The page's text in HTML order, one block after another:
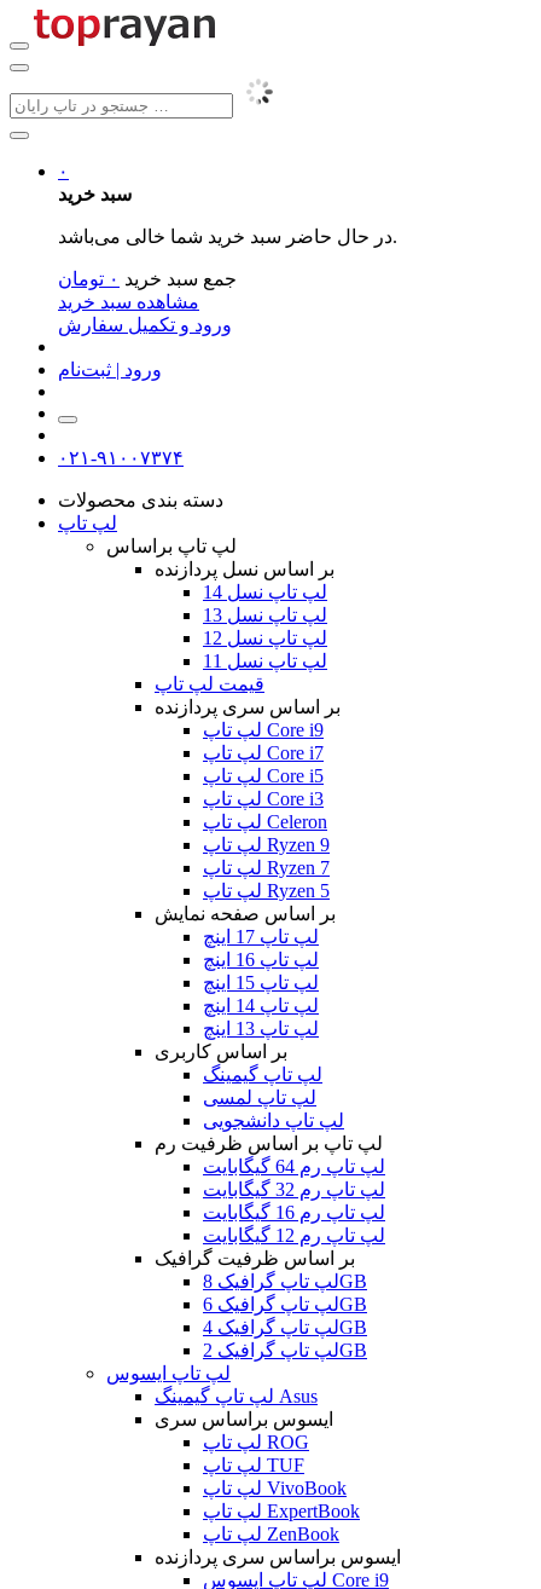
۰
سبد خرید
در حال حاضر سبد خرید شما خالی می‌باشد.
جمع سبد خرید ۰ تومان
مشاهده سبد خرید
ورود و تکمیل سفارش
ورود | ثبت‌نام
۰۲۱-۹۱۰۰۷۳۷۴
دسته بندی محصولات
لپ تاپ
لپ تاپ براساس
بر اساس نسل پردازنده
لپ تاپ نسل 14
لپ تاپ نسل 13
لپ تاپ نسل 12
لپ تاپ نسل 11
قیمت لپ تاپ
بر اساس سری پردازنده
لپ تاپ Core i9
لپ تاپ Core i7
لپ تاپ Core i5
لپ تاپ Core i3
لپ تاپ Celeron
لپ تاپ Ryzen 9
لپ تاپ Ryzen 7
لپ تاپ Ryzen 5
بر اساس صفحه نمایش
لپ تاپ 17 اینچ
لپ تاپ 16 اینچ
لپ تاپ 15 اینچ
لپ تاپ 14 اینچ
لپ تاپ 13 اینچ
بر اساس کاربری
لپ تاپ گیمینگ
لپ تاپ لمسی
لپ تاپ دانشجویی
لپ تاپ بر اساس ظرفیت رم
لپ تاپ رم 64 گیگابایت
لپ تاپ رم 32 گیگابایت
لپ تاپ رم 16 گیگابایت
لپ تاپ رم 12 گیگابایت
بر اساس ظرفیت گرافیک
لپ تاپ گرافیک 8GB
لپ تاپ گرافیک 6GB
لپ تاپ گرافیک 4GB
لپ تاپ گرافیک 2GB
لپ تاپ ایسوس
لپ تاپ گیمینگ Asus
ایسوس براساس سری
لپ تاپ ROG
لپ تاپ TUF
لپ تاپ VivoBook
لپ تاپ ExpertBook
لپ تاپ ZenBook
ایسوس براساس سری پردازنده
لپ تاپ ایسوس Core i9